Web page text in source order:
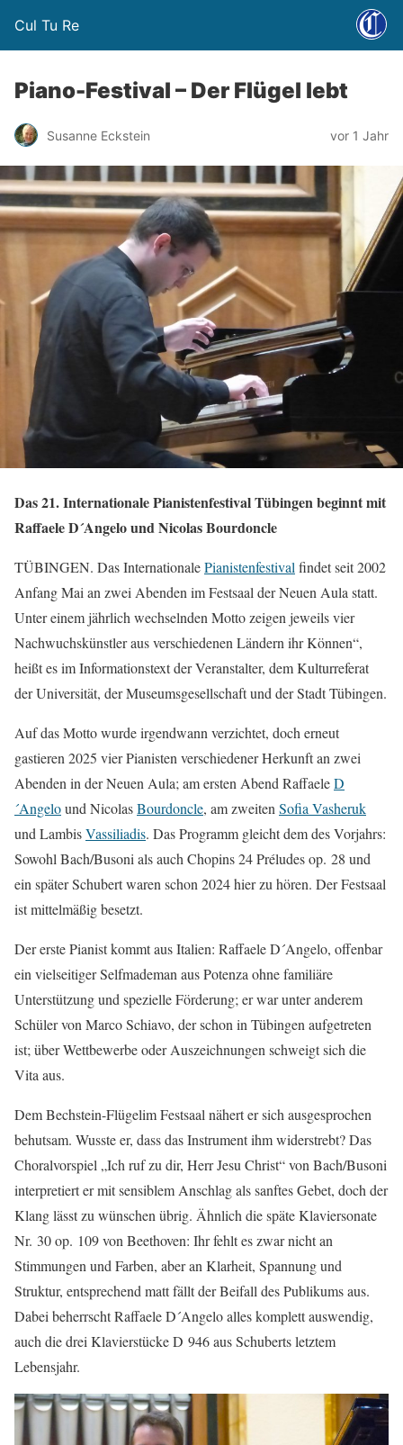
Cul Tu Re
Piano-Festival – Der Flügel lebt
Susanne Eckstein vor 1 Jahr
Das 21. Internationale Pianistenfestival Tübingen beginnt mit
Raffaele D´Angelo und Nicolas Bourdoncle
TÜBINGEN. Das InternationalePianistenfestival findet seit 2002
Anfang Mai an zwei Abenden im Festsaal der Neuen Aula statt.
Unter einem jährlich wechselnden Motto zeigen jeweils vier
Nachwuchskünstler aus verschiedenen Ländern ihr Können“,
heißt es im Informationstext der Veranstalter, dem Kulturreferat
der Universität, der Museumsgesellschaft und der Stadt Tübingen.
Auf das Motto wurde irgendwann verzichtet, doch erneut
gastieren 2025 vier Pianisten verschiedener Herkunft an zwei
Abenden in der Neuen Aula; am ersten Abend RaffaeleD
´Angelound NicolasBourdoncle, am zweiten Sofia Vasheruk
und LambisVassiliadis. Das Programm gleicht dem des Vorjahrs:
Sowohl Bach/Busoni als auch Chopins 24 Préludes op. 28 und
ein später Schubert waren schon 2024 hier zu hören. Der Festsaal
ist mittelmäßig besetzt.
Der erste Pianist kommt aus Italien: Raffaele D´Angelo, offenbar
ein vielseitiger Selfmademan aus Potenza ohne familiäre
Unterstützung und spezielle Förderung; er war unter anderem
Schüler von Marco Schiavo, der schon in Tübingen aufgetreten
ist; über Wettbewerbe oder Auszeichnungen schweigt sich die
Vita aus.
Dem Bechstein-Flügelim Festsaal nähert er sich ausgesprochen
behutsam. Wusste er, dass das Instrument ihm widerstrebt? Das
Choralvorspiel „Ich ruf zu dir, Herr Jesu Christ“ von Bach/Busoni
interpretiert er mit sensiblem Anschlag als sanftes Gebet, doch der
Klang lässt zu wünschen übrig. Ähnlich die späte Klaviersonate
Nr. 30 op. 109 von Beethoven: Ihr fehlt es zwar nicht an
Stimmungen und Farben, aber an Klarheit, Spannung und
Struktur, entsprechend matt fällt der Beifall des Publikums aus.
Dabei beherrscht Raffaele D´Angelo alles komplett auswendig,
auch die drei Klavierstücke D 946 aus Schuberts letztem
Lebensjahr.